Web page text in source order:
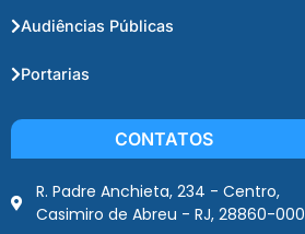
Audiências Públicas
Portarias
CONTATOS
R. Padre Anchieta, 234 - Centro,
Casimiro de Abreu - RJ, 28860-000